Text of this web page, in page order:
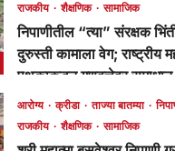
राजकीय
शैक्षणिक सामाजिक
निपाणीतील “त्या” संरक्षक
दुरुस्ती कामाला वेग; राष्ट्रीय
पथकाकडून गुणवत्तेवर
पूर्ण होणार!
मुख्य संपादक 1 day ago
आरोग्य क्रीडा ताज्या बातम्या
राजकीय
शैक्षणिक सामाजिक